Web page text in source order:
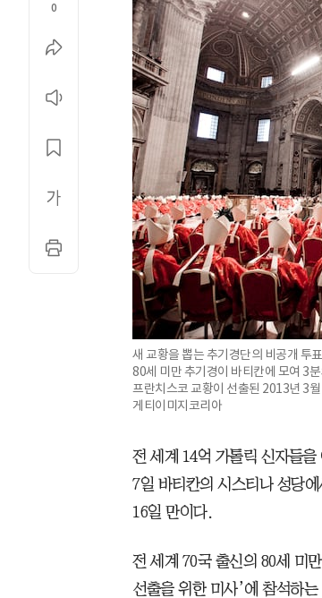
0
새 교황을 뽑는 추기경단의 비공개 투
80세 미만 추기경이 바티칸에 모여 3
프란치스코 교황이 선출된 2013년 3
게티이미지코리아
전 세계 14억 가톨릭 신자들
7일 바티칸의 시스티나 성당
16일 만이다.
전 세계 70국 출신의 80세 미
선출을 위한 미사’에 참석하